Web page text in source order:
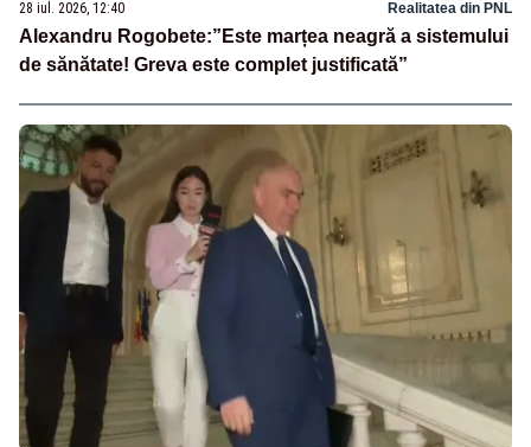
28 iul. 2026, 12:40 Realitatea din PNL
Alexandru Rogobete:”Este marțea neagră a sistemului
de sănătate! Greva este complet justificată”